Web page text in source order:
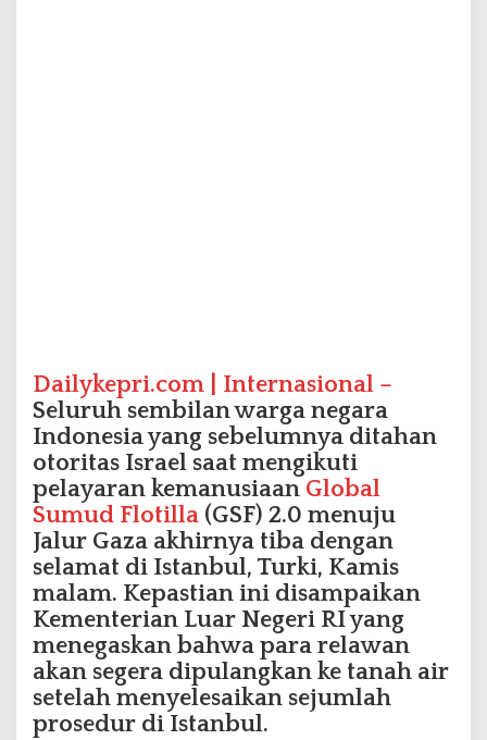
D
i
p
u
l
a
n
g
k
a
n
k
e
T
a
n
Dailykepri.com | Internasional –
Seluruh sembilan warga negara
Indonesia yang sebelumnya ditahan
otoritas Israel saat mengikuti
pelayaran kemanusiaan Global
Sumud Flotilla (GSF) 2.0 menuju
Jalur Gaza akhirnya tiba dengan
selamat di Istanbul, Turki, Kamis
malam. Kepastian ini disampaikan
Kementerian Luar Negeri RI yang
menegaskan bahwa para relawan
akan segera dipulangkan ke tanah air
setelah menyelesaikan sejumlah
prosedur di Istanbul.